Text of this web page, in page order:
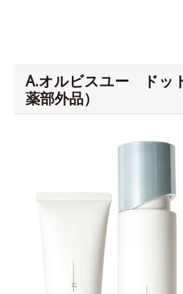
A.オルビスユー ドッ
薬部外品）